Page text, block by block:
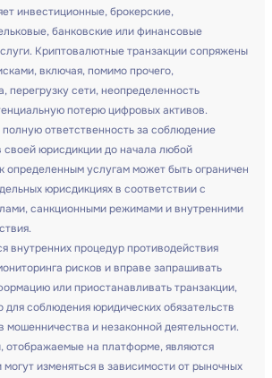
инвестиционные, брокерские,
банковские или финансовые
Криптовалютные транзакции сопряжены
включая, помимо прочего,
перегрузку сети, неопределенность
потерю цифровых активов.
ответственность за соблюдение
своей юрисдикции до начала любой
определенным услугам может быть ограничен
юрисдикциях в соответствии с
санкционными режимами и внутренними
внутренних процедур противодействия
рисков и вправе запрашивать
или приостанавливать транзакции,
для соблюдения юридических обязательств
мошенничества и незаконной деятельности.
отображаемые на платформе, являются
изменяться в зависимости от рыночных